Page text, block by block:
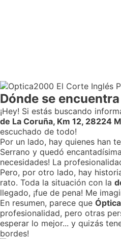
Dónde se
¡Hey! Si estás buscando
de La Coruña, Km 12, 28224
escuchado de todo!
Por un lado, hay quienes han
Serrano y quedó
necesidades! La
Pero, por otro lado, hay
rato. Toda la situación con la
llegado, ¡fue de pena! Me
En resumen, parece que
profesionalidad, pero otras
esperar lo mejor... y quizás
bordes!